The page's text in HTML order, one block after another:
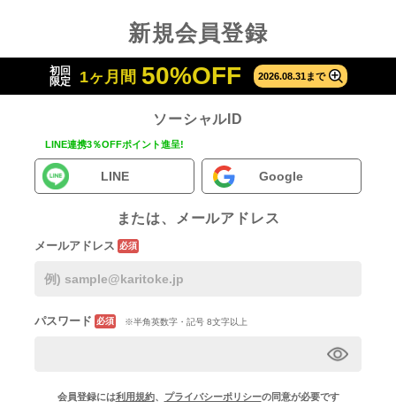
新規会員登録
初回
限定
1ヶ月間 50%OFF 2026.08.31まで
ソーシャルID
LINE連携3％OFFポイント進呈!
LINE Google
または、メールアドレス
メールアドレス 必須
パスワード 必須 ※半角英数字・記号 8文字以上
会員登録には利用規約、 プライバシーポリシーの同意が必要です